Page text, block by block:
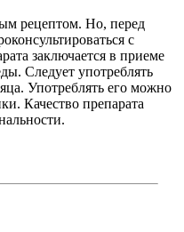
рецептом. Но, перед
с
заключается в приеме
Следует употреблять
Употреблять его можно
Качество препарата